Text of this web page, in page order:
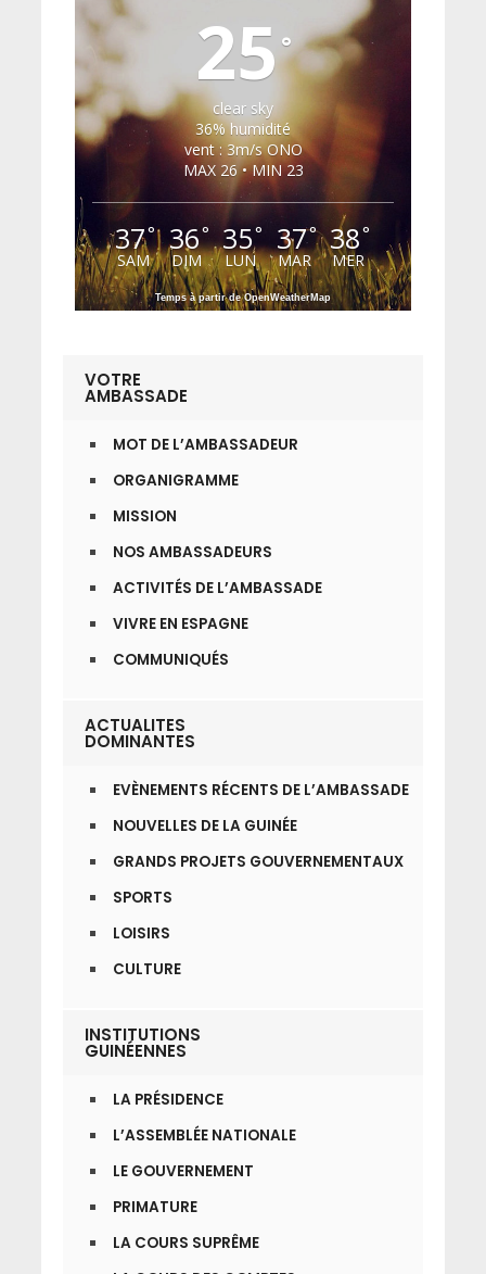
25°
clear sky
36% humidité
vent : 3m/s ONO
MAX 26 • MIN 23
37°
SAM
36°
DIM
35°
LUN
37°
MAR
38°
MER
Temps à partir de OpenWeatherMap
VOTRE
AMBASSADE
MOT DE L’AMBASSADEUR
ORGANIGRAMME
MISSION
NOS AMBASSADEURS
ACTIVITÉS DE L’AMBASSADE
VIVRE EN ESPAGNE
COMMUNIQUÉS
ACTUALITES
DOMINANTES
EVÈNEMENTS RÉCENTS DE L’AMBASSADE
NOUVELLES DE LA GUINÉE
GRANDS PROJETS GOUVERNEMENTAUX
SPORTS
LOISIRS
CULTURE
INSTITUTIONS
GUINÉENNES
LA PRÉSIDENCE
L’ASSEMBLÉE NATIONALE
LE GOUVERNEMENT
PRIMATURE
LA COURS SUPRÊME